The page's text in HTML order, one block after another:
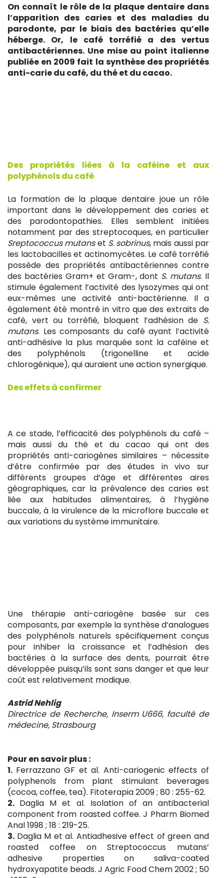
On connaît le rôle de la plaque dentaire dans
l’apparition des caries et des maladies du
parodonte, par le biais des bactéries qu’elle
héberge. Or, le café torréfié a des vertus
antibactériennes. Une mise au point italienne
publiée en 2009 fait la synthèse des propriétés
anti-carie du café, du thé et du cacao.
Des propriétés liées à la caféine et aux
polyphénols du café
La formation de la plaque dentaire joue un rôle
important dans le développement des caries et
des parodontopathies. Elles semblent initiées
notamment par des streptocoques, en particulier
Sreptococcus mutanset S. sobrinus, mais aussi par
les lactobacilles et actinomycètes. Le café torréfié
possède des propriétés antibactériennes contre
des bactéries Gram+ et Gram-, dont S. mutans. Il
stimule également l’activité des lysozymes qui ont
eux-mêmes une activité anti-bactérienne. Il a
également été montré in vitro que des extraits de
café, vert ou torréfié, bloquent l’adhésion de S.
mutans. Les composants du café ayant l’activité
anti-adhésive la plus marquée sont la caféine et
des polyphénols (trigonelline et acide
chlorogénique), qui auraient une action synergique.
Des effets à confirmer
A ce stade, l’efficacité des polyphénols du café –
mais aussi du thé et du cacao qui ont des
propriétés anti-cariogènes similaires – nécessite
d’être confirmée par des études in vivo sur
différents groupes d’âge et différentes aires
géographiques, car la prévalence des caries est
liée aux habitudes alimentaires, à l’hygiène
buccale, à la virulence de la microflore buccale et
aux variations du système immunitaire.
Une thérapie anti-cariogène basée sur ces
composants, par exemple la synthèse d’analogues
des polyphénols naturels spécifiquement conçus
pour inhiber la croissance et l’adhésion des
bactéries à la surface des dents, pourrait être
développée puisqu’ils sont sans danger et que leur
coût est relativement modique.
Astrid Nehlig
Directrice de Recherche, Inserm U666, faculté de
médecine, Strasbourg
Pour en savoir plus :
1. Ferrazzano GF et al. Anti-cariogenic effects of
polyphenols from plant stimulant beverages
(cocoa, coffee, tea). Fitoterapia 2009 ; 80 : 255-62.
2. Daglia M et al. Isolation of an antibacterial
component from roasted coffee. J Pharm Biomed
Anal 1998 ; 18 : 219-25.
3. Daglia M et al. Antiadhesive effect of green and
roasted coffee on Streptococcus mutans’
adhesive properties on saliva-coated
hydroxyapatite beads. J Agric Food Chem 2002 ; 50